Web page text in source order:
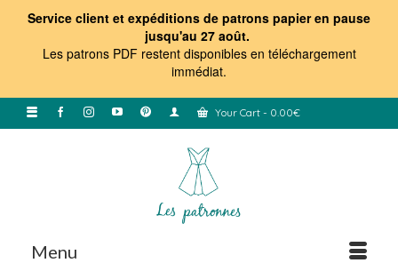
Service client et expéditions de patrons papier en pause
jusqu'au 27 août.
Les patrons PDF restent disponibles en téléchargement
immédiat.
Your Cart - 0.00€
Menu